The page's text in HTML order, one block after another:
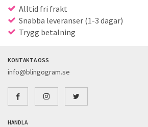
Alltid fri frakt
Snabba leveranser (1-3 dagar)
Trygg betalning
KONTAKTA OSS
info@blingogram.se
HANDLA